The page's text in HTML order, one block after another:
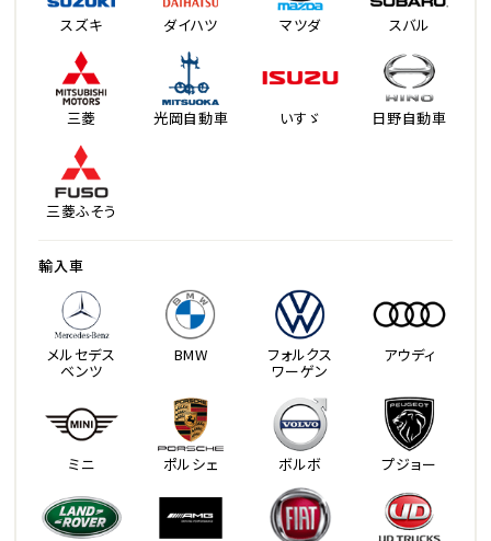
スズキ ダイハツ マツダ スバル
三菱 光岡自動車 いすゞ 日野自動車
三菱ふそう
輸入車
メルセデス
ベンツ
BMW フォルクス
ワーゲン
アウディ
ミニ ポルシェ ボルボ プジョー